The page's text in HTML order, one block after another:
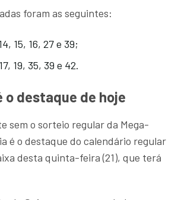
foram as seguintes:
15, 16, 27 e 39;
19, 35, 39 e 42.
o destaque de hoje
sem o sorteio regular da Mega-
é o destaque do calendário regular
desta quinta-feira (21), que terá